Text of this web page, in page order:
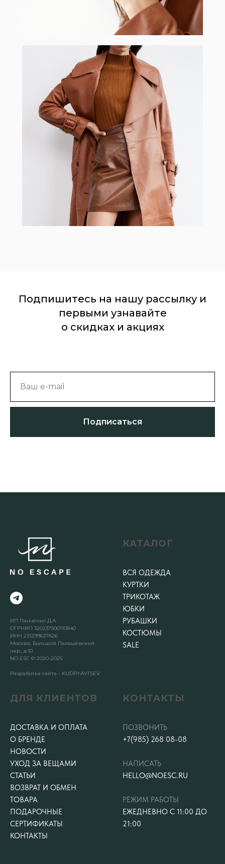
Подпишитесь на нашу рассылку и
первыми узнавайте
о скидках и акциях
Ваш e-mail
Подписаться
ИП Панченко Д.А.
ОГРНИП 320237500110840
ИНН 231299637826
Москва, Большой Палашёвский
пер., д.10
NO ESC © 2020-2025
Разработка сайта - KUDRYAVTSEV
КАТАЛОГ
ВСЯ ОДЕЖДА
КУРТКИ
ТРИКОТАЖ
ЮБКИ
РУБАШКИ
КОСТЮМЫ
SALE
ДЛЯ КЛИЕНТОВ
ДОСТАВКА И ОПЛАТА
О БРЕНДЕ
НОВОСТИ
УХОД ЗА ВЕЩАМИ
СТАТЬИ
ВОЗВРАТ И ОБМЕН
ТОВАРА
ПОДАРОЧНЫЕ
СЕРТИФИКАТЫ
КОНТАКТЫ
КОНТАКТЫ
ПОЗВОНИТЬ
+7(985) 268 08-08
НАПИСАТЬ
HELLO@NOESC.RU
РЕЖИМ РАБОТЫ
ЕЖЕДНЕВНО С 11:00 ДО
21:00